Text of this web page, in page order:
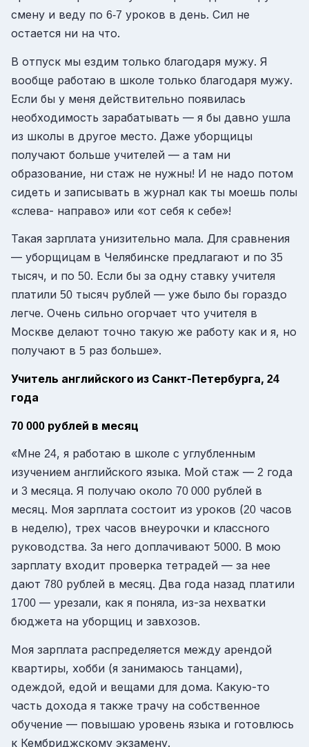
смену и веду по 6-7 уроков в день. Сил не
остается ни на что.
В отпуск мы ездим только благодаря мужу. Я
вообще работаю в школе только благодаря мужу.
Если бы у меня действительно появилась
необходимость зарабатывать — я бы давно ушла
из школы в другое место. Даже уборщицы
получают больше учителей — а там ни
образование, ни стаж не нужны! И не надо потом
сидеть и записывать в журнал как ты моешь полы
«слева- направо» или «от себя к себе»!
Такая зарплата унизительно мала. Для сравнения
— уборщицам в Челябинске предлагают и по 35
тысяч, и по 50. Если бы за одну ставку учителя
платили 50 тысяч рублей — уже было бы гораздо
легче. Очень сильно огорчает что учителя в
Москве делают точно такую же работу как и я, но
получают в 5 раз больше».
Учитель английского из Санкт-Петербурга, 24
года
70 000 рублей в месяц
«Мне 24, я работаю в школе с углубленным
изучением английского языка. Мой стаж — 2 года
и 3 месяца. Я получаю около 70 000 рублей в
месяц. Моя зарплата состоит из уроков (20 часов
в неделю), трех часов внеурочки и классного
руководства. За него доплачивают 5000. В мою
зарплату входит проверка тетрадей — за нее
дают 780 рублей в месяц. Два года назад платили
1700 — урезали, как я поняла, из-за нехватки
бюджета на уборщиц и завхозов.
Моя зарплата распределяется между арендой
квартиры, хобби (я занимаюсь танцами),
одеждой, едой и вещами для дома. Какую-то
часть дохода я также трачу на собственное
обучение — повышаю уровень языка и готовлюсь
к Кембриджскому экзамену.